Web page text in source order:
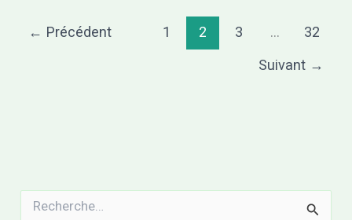
← Précédent 1 2 3 … 32
Suivant →